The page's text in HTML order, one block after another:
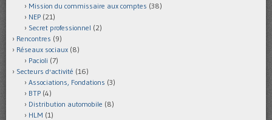
Mission du commissaire aux comptes (38)
NEP (21)
Secret professionnel (2)
Rencontres (9)
Réseaux sociaux (8)
Pacioli (7)
Secteurs d'activité (16)
Associations, Fondations (3)
BTP (4)
Distribution automobile (8)
HLM (1)